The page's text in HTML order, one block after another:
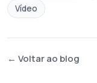
Vídeo
← Voltar ao blog